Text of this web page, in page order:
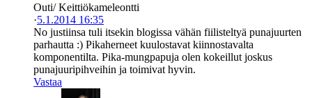
Outi/ Keittiökameleontti
·5.1.2014 16:35
No justiinsa tuli itsekin blogissa vähän fiilisteltyä punajuurten
parhautta :) Pikaherneet kuulostavat kiinnostavalta
komponentilta. Pika-mungpapuja olen kokeillut joskus
punajuuripihveihin ja toimivat hyvin.
Vastaa